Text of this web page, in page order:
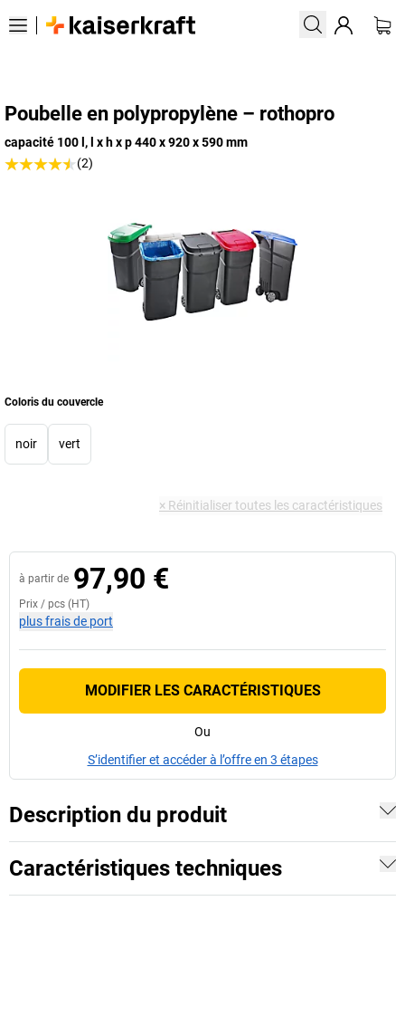
Poubelle en polypropylène – rothopro
capacité 100 l, l x h x p 440 x 920 x 590 mm
(2)
Coloris du couvercle
noir vert
× Réinitialiser toutes les caractéristiques
à partir de 97,90 €
Prix / pcs (HT)
plus frais de port
MODIFIER LES CARACTÉRISTIQUES
Ou
S’identifier et accéder à l’offre en 3 étapes
Description du produit
Caractéristiques techniques